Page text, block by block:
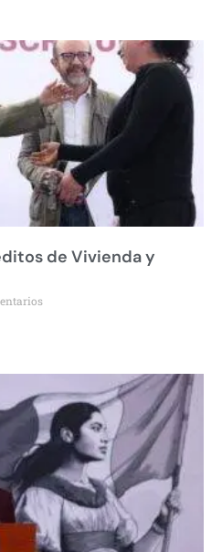
de Vivienda y